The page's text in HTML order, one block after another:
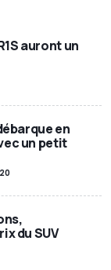
auront un
en
un petit
du SUV